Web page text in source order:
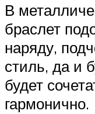
В
браслет
наряду,
стиль, да и
будет
гармонично.